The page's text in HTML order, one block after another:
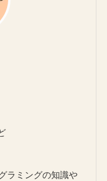
ラミングの知識や